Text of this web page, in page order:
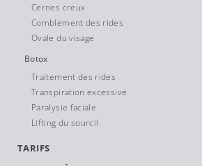
Cernes creux
Comblement des rides
Ovale du visage
Botox
Traitement des rides
Transpiration excessive
Paralysie faciale
Lifting du sourcil
TARIFS